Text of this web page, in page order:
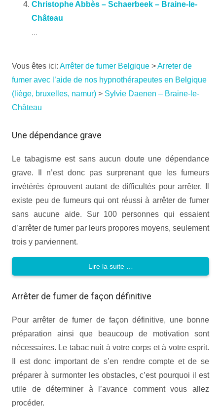
Christophe Abbès – Schaerbeek – Braine-le-
Château
Vous êtes ici: Arrêter de fumer Belgique >Arreter de
fumer avec l’aide de nos hypnothérapeutes en Belgique
(liège, bruxelles, namur) > Sylvie Daenen – Braine-le-
Château
Une dépendance grave
Le tabagisme est sans aucun doute une dépendance
grave. Il n’est donc pas surprenant que les fumeurs
invétérés éprouvent autant de difficultés pour arrêter. Il
existe peu de fumeurs qui ont réussi à arrêter de fumer
sans aucune aide. Sur 100 personnes qui essaient
d’arrêter de fumer par leurs propores moyens, seulement
trois y parviennent.
Lire la suite …
Arrêter de fumer de façon définitive
Pour arrêter de fumer de façon définitive, une bonne
préparation ainsi que beaucoup de motivation sont
nécessaires. Le tabac nuit à votre corps et à votre esprit.
Il est donc important de s’en rendre compte et de se
préparer à surmonter les obstacles, c’est pourquoi il est
utile de déterminer à l’avance comment vous allez
procéder.